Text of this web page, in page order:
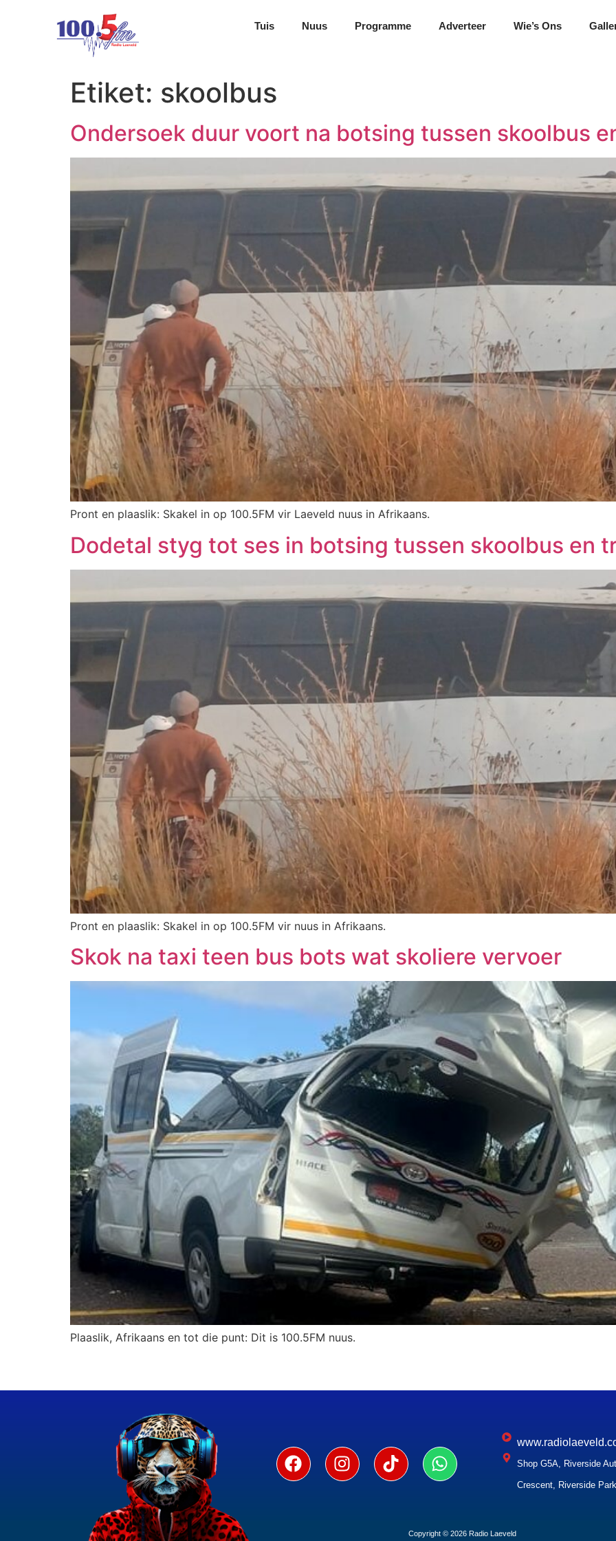
Tuis Nuus Programme Adverteer Wie’s Ons
Etiket: skoolbus
Ondersoek duur voort na botsing tussen skoolbus
Pront en plaaslik: Skakel in op 100.5FM vir Laeveld nuus in Afrikaans.
Dodetal styg tot ses in botsing tussen skoolbus en
Pront en plaaslik: Skakel in op 100.5FM vir nuus in Afrikaans.
Skok na taxi teen bus bots wat skoliere vervoer
Plaaslik, Afrikaans en tot die punt: Dit is 100.5FM nuus.
Shop G5A, Riverside
Crescent, Riverside
Copyright © 2026 Radio Laeveld